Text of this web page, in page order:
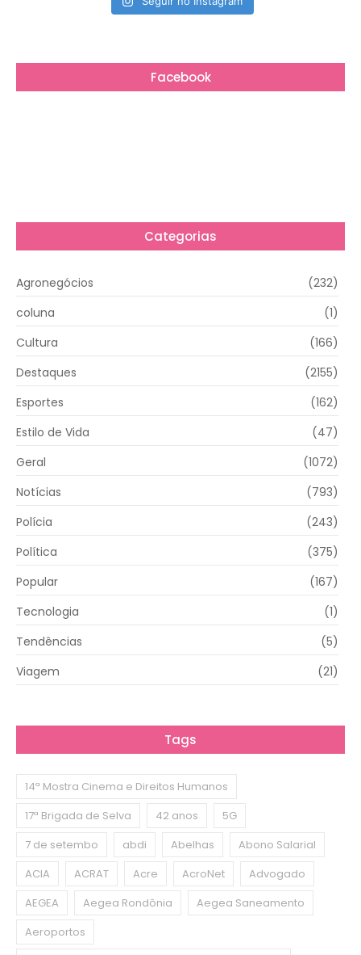
Facebook
Categorias
Agronegócios
(232)
coluna
(1)
Cultura
(166)
Destaques
(2155)
Esportes
(162)
Estilo de Vida
(47)
Geral
(1072)
Notícias
(793)
Polícia
(243)
Política
(375)
Popular
(167)
Tecnologia
(1)
Tendências
(5)
Viagem
(21)
Tags
14ª Mostra Cinema e Direitos Humanos
17ª Brigada de Selva
42 anos
5G
7 de setembo
abdi Abelhas
Abono Salarial
ACIA
ACRAT Acre AcroNet
Advogado
AEGEA
Aegea Rondônia
Aegea Saneamento
Aeroportos